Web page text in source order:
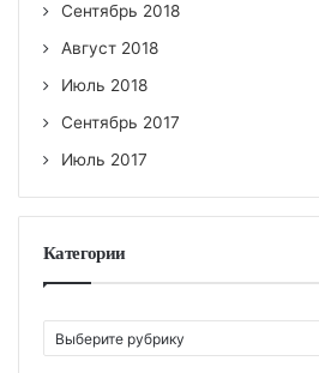
Сентябрь 2018
Август 2018
Июль 2018
Сентябрь 2017
Июль 2017
Категории
а